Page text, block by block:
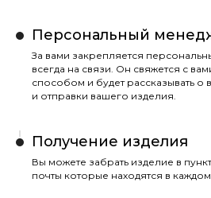
Персональный
За вами закрепляется
всегда на связи. Он свяжется с
способом и будет рассказывать о
и отправки вашего изделия.
Получение изделия
Вы можете забрать изделие в
почты которые находятся в